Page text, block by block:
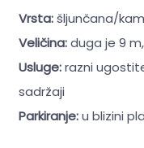
Vrsta:šljunčana/
Veličina:duga je 9
Usluge:razni
sadržaji
Parkiranje:u blizini